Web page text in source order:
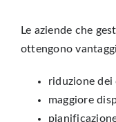
Le aziende che
ottengono
riduzione dei
maggiore